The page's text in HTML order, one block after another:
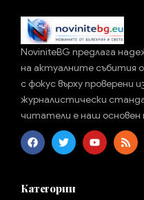
NoviniteBG предлага
на актуалните събития
с фокус върху проверени
журналистически
читатели е наш
Категории